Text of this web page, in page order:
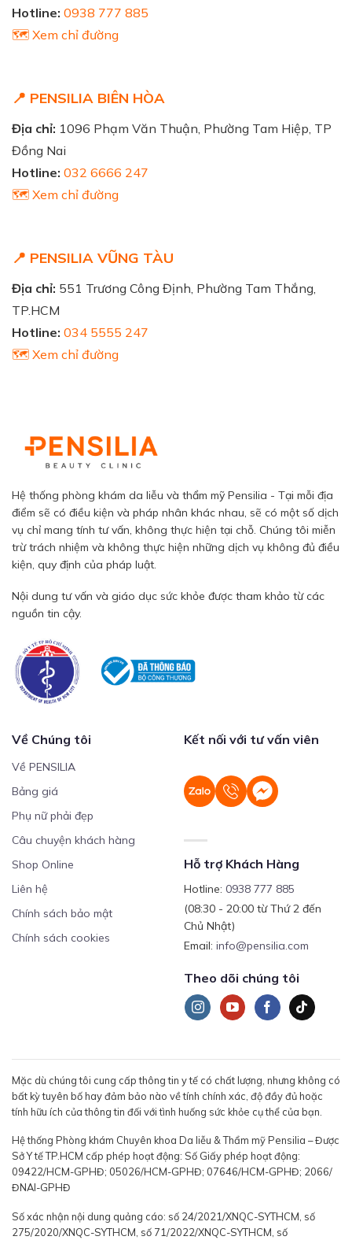
Hotline: 0938 777 885
🗺️ Xem chỉ đường
📍 PENSILIA BIÊN HÒA
Địa chỉ: 1096 Phạm Văn Thuận, Phường Tam Hiệp, TP
Đồng Nai
Hotline: 032 6666 247
🗺️ Xem chỉ đường
📍 PENSILIA VŨNG TÀU
Địa chỉ: 551 Trương Công Định, Phường Tam Thắng,
TP.HCM
Hotline: 034 5555 247
🗺️ Xem chỉ đường
Hệ thống phòng khám da liễu và thẩm mỹ Pensilia - Tại mỗi địa
điểm sẽ có điều kiện và pháp nhân khác nhau, sẽ có một số dịch
vụ chỉ mang tính tư vấn, không thực hiện tại chỗ. Chúng tôi miễn
trừ trách nhiệm và không thực hiện những dịch vụ không đủ điều
kiện, quy định của pháp luật.
Nội dung tư vấn và giáo dục sức khỏe được tham khảo từ các
nguồn tin cậy.
Về Chúng tôi
Về PENSILIA
Bảng giá
Phụ nữ phải đẹp
Câu chuyện khách hàng
Shop Online
Liên hệ
Chính sách bảo mật
Chính sách cookies
Kết nối với tư vấn viên
Hỗ trợ Khách Hàng
Hotline: 0938 777 885
(08:30 - 20:00 từ Thứ 2 đến
Chủ Nhật)
Email: info@pensilia.com
Theo dõi chúng tôi
Mặc dù chúng tôi cung cấp thông tin y tế có chất lượng, nhưng không có
bất kỳ tuyên bố hay đảm bảo nào về tính chính xác, độ đầy đủ hoặc
tính hữu ích của thông tin đối với tình huống sức khỏe cụ thể của bạn.
Hệ thống Phòng khám Chuyên khoa Da liễu & Thẩm mỹ Pensilia – Được
Sở Y tế TP.HCM cấp phép hoạt động: Số Giấy phép hoạt động:
09422/HCM-GPHĐ; 05026/HCM-GPHĐ; 07646/HCM-GPHĐ; 2066/
ĐNAI-GPHĐ
Số xác nhận nội dung quảng cáo: số 24/2021/XNQC-SYTHCM, số
275/2020/XNQC-SYTHCM, số 71/2022/XNQC-SYTHCM, số